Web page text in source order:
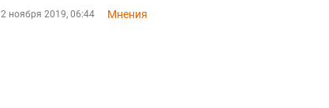
2 ноября 2019, 06:44 Мнения